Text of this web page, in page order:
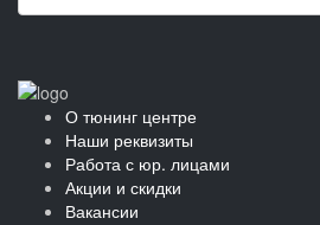
О тюнинг центре
Наши реквизиты
Работа с юр. лицами
Акции и скидки
Вакансии